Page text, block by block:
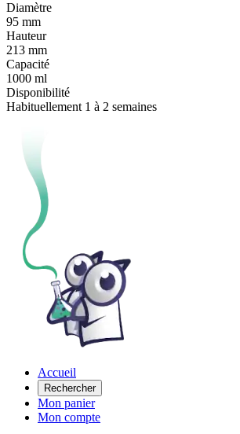
Diamètre
95 mm
Hauteur
213 mm
Capacité
1000 ml
Disponibilité
Habituellement 1 à 2 semaines
Accueil
Rechercher
Mon panier
Mon compte